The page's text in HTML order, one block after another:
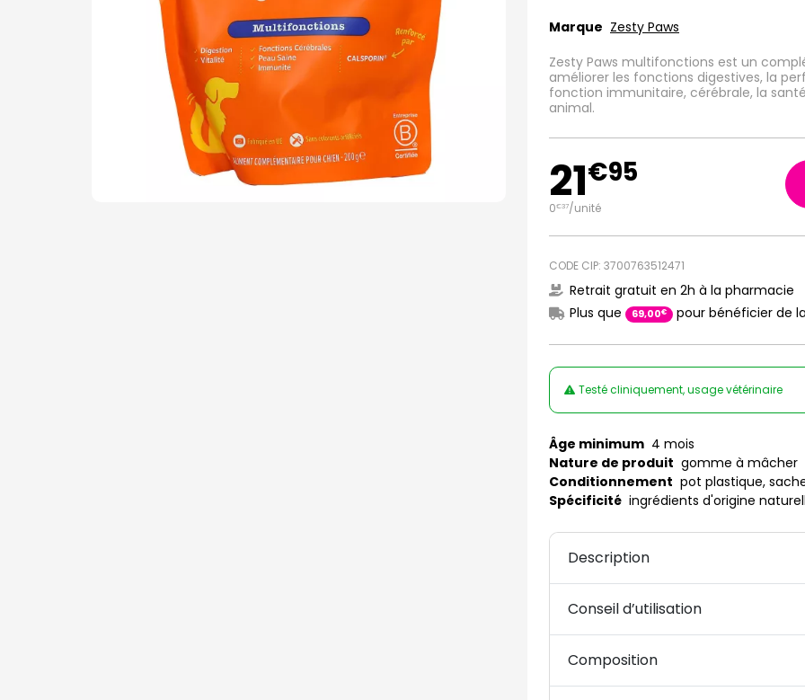
Marque Zesty Paws
Zesty Paws multifonctions est un
améliorer les fonctions digestives, la
fonction immunitaire, cérébrale, la
animal.
21€95
0€37/unité
CODE CIP: 3700763512471
Retrait gratuit en 2h à la pharmacie
Plus que
69,00€ pour bénéficier de
Testé cliniquement, usage vétérinaire
Âge minimum 4 mois
Nature de produit gomme à mâcher
Conditionnement pot plastique,
Spécificité ingrédients d'origine
Description
Conseil d’utilisation
Composition